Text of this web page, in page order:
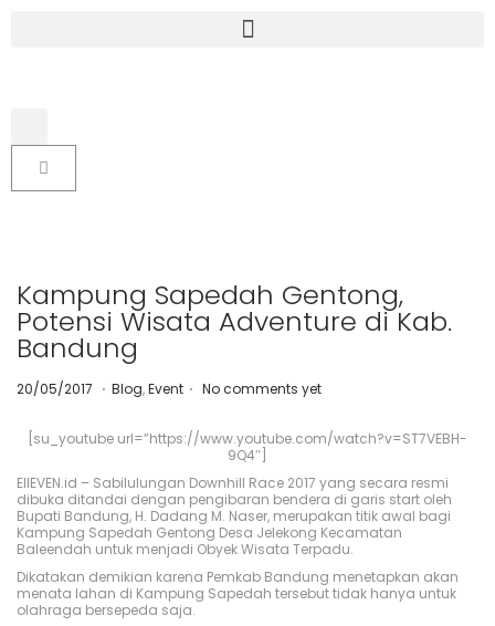
Kampung Sapedah Gentong,
Potensi Wisata Adventure di Kab.
Bandung
P
o
n
20/05/2017
0
2
0
1
7
. P
t
i
n
Blog,Event . No comments yet
[su_youtube url=”https://www.youtube.com/watch?v=ST7VEBH-
9Q4″]
EllEVEN.id – Sabilulungan Downhill Race 2017 yang secara resmi
dibuka ditandai dengan pengibaran bendera di garis start oleh
Bupati Bandung, H. Dadang M. Naser, merupakan titik awal bagi
Kampung Sapedah Gentong Desa Jelekong Kecamatan
Baleendah untuk menjadi Obyek Wisata Terpadu.
Dikatakan demikian karena Pemkab Bandung menetapkan akan
menata lahan di Kampung Sapedah tersebut tidak hanya untuk
olahraga bersepeda saja.